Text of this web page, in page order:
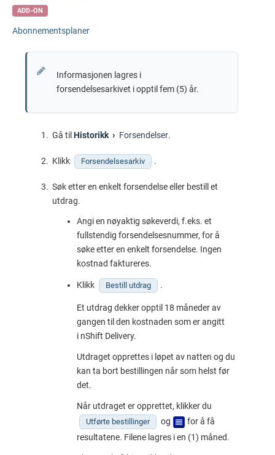
ADD-ON
Abonnementsplaner
Informasjonen lagres i
forsendelsesarkivet i opptil fem (5) år.
Gå tilHistorikk Forsendelser.
Klikk Forsendelsesarkiv .
Søk etter en enkelt forsendelse eller bestill et
utdrag.
Angi en nøyaktig søkeverdi, f.eks. et
fullstendig forsendelsesnummer, for å
søke etter en enkelt forsendelse. Ingen
kostnad faktureres.
Klikk Bestill utdrag .
Et utdrag dekker opptil 18 måneder av
gangen til den kostnaden som er angitt
i nShift Delivery.
Utdraget opprettes i løpet av natten og du
kan ta bort bestillingen når som helst før
det.
Når utdraget er opprettet, klikker du
Utførte bestillinger og
for å få
resultatene. Filene lagres i en (1) måned.